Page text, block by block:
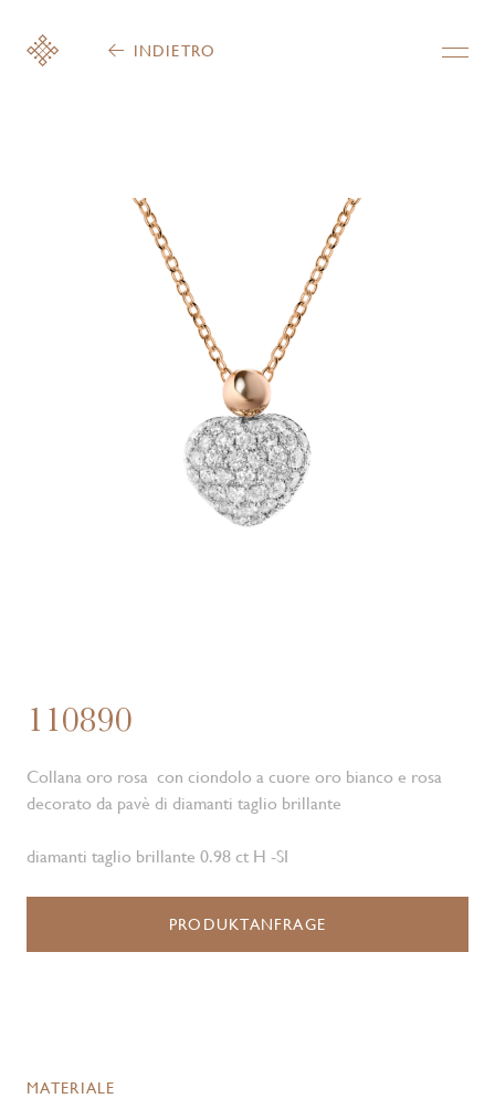
INDIETRO
110890
Collana oro rosa con ciondolo a cuore oro bianco e rosa
decorato da pavè di diamanti taglio brillante
diamanti taglio brillante 0.98 ct H -SI
PRODUKTANFRAGE
MATERIALE